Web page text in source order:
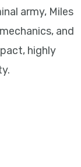
army, Miles
and
highly